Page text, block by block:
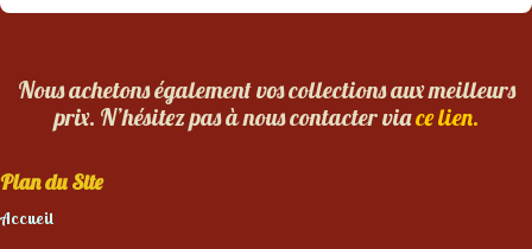
Nous achetons également vos collections aux meilleurs
prix. N’hésitez pas à nous contacter viace lien.
Plan du Site
Accueil